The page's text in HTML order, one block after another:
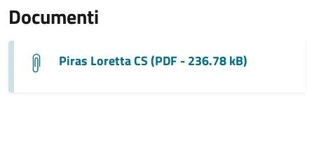
Documenti
Piras Loretta CS (PDF - 236.78 kB)